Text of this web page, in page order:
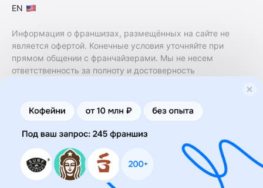
EN
Информация о франшизах, размещённых на сайте не
является офертой. Конечные условия уточняйте при
прямом общении с франчайзерами. Мы не несем
ответственность за полноту и достоверность
финансовые услуги. Заключение договоров
коммерческой концессии (франчайзинга) осуществляется
правообладателями/их представителями. Бизнесменс.ру
не является посредником или представителем
правообладателя и не несет ответственность за условия
предоставления франшизы и действия лиц,
осуществленные на основании информации, имеющейся